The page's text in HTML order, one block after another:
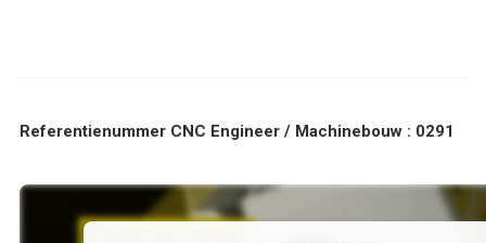
Referentienummer CNC Engineer / Machinebouw : 0291